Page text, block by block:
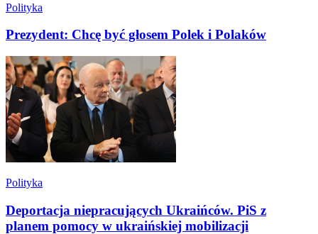
Polityka
Prezydent: Chcę być głosem Polek i Polaków
Polityka
Deportacja niepracujących Ukraińców. PiS z
planem pomocy w ukraińskiej mobilizacji